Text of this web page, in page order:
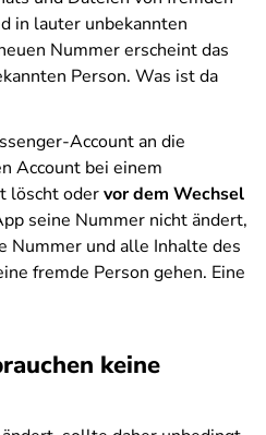
in lauter unbekannten
Nummer erscheint das
Person. Was ist da
Account an die
Account bei einem
löscht odervor dem Wechsel
seine Nummer nicht ändert,
Nummer und alle Inhalte des
fremde Person gehen. Eine
keine